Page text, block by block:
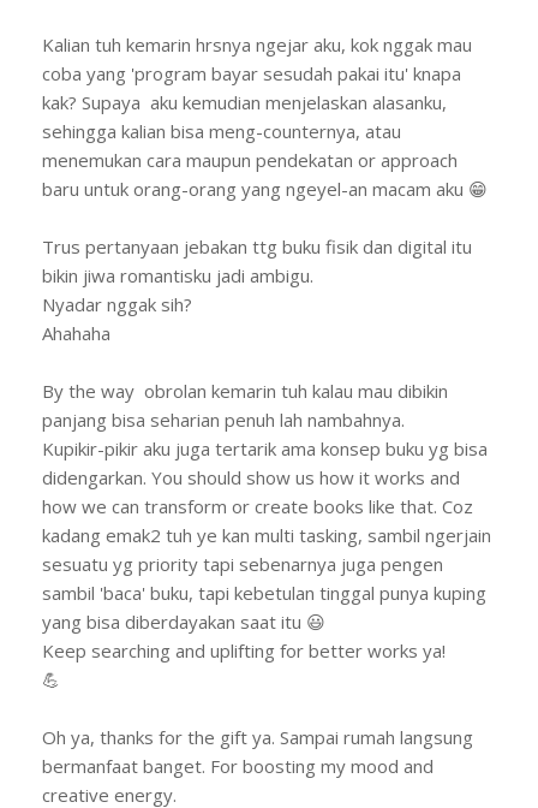
Kalian tuh kemarin hrsnya ngejar aku, kok nggak mau
coba yang 'program bayar sesudah pakai itu' knapa
kak? Supaya aku kemudian menjelaskan alasanku,
sehingga kalian bisa meng-counternya, atau
menemukan cara maupun pendekatan or approach
baru untuk orang-orang yang ngeyel-an macam aku 😁
Trus pertanyaan jebakan ttg buku fisik dan digital itu
bikin jiwa romantisku jadi ambigu.
Nyadar nggak sih?
Ahahaha
By the way obrolan kemarin tuh kalau mau dibikin
panjang bisa seharian penuh lah nambahnya.
Kupikir-pikir aku juga tertarik ama konsep buku yg bisa
didengarkan. You should show us how it works and
how we can transform or create books like that. Coz
kadang emak2 tuh ye kan multi tasking, sambil ngerjain
sesuatu yg priority tapi sebenarnya juga pengen
sambil 'baca' buku, tapi kebetulan tinggal punya kuping
yang bisa diberdayakan saat itu 😃
Keep searching and uplifting for better works ya!
💪
Oh ya, thanks for the gift ya. Sampai rumah langsung
bermanfaat banget. For boosting my mood and
creative energy.